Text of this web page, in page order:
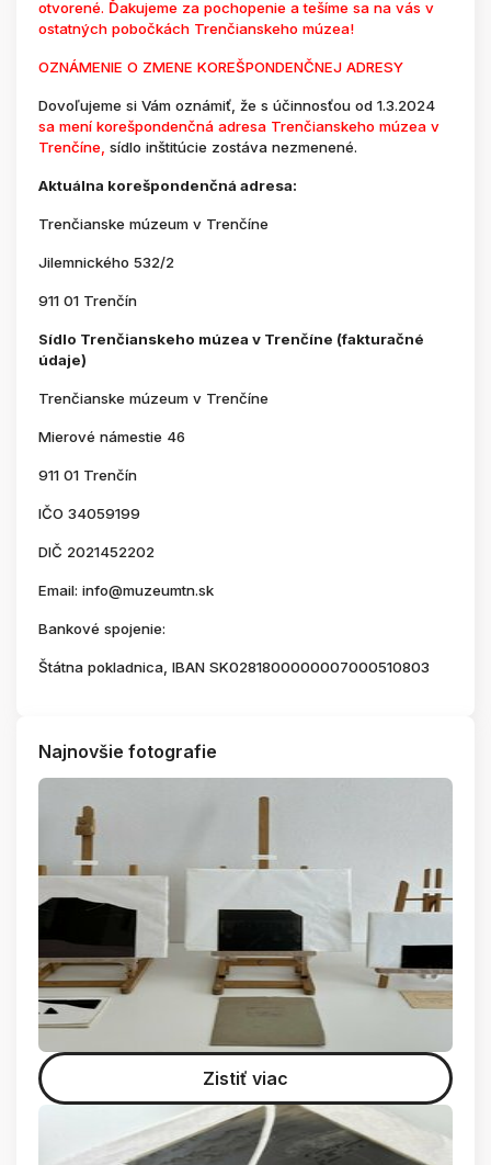
otvorené. Ďakujeme za pochopenie a tešíme sa na vás v
ostatných pobočkách Trenčianskeho múzea!
OZNÁMENIE O ZMENE KOREŠPONDENČNEJ ADRESY
Dovoľujeme si Vám oznámiť, že s účinnosťou od 1.3.2024
sa mení korešpondenčná adresa Trenčianskeho múzea v
Trenčíne, sídlo inštitúcie zostáva nezmenené.
Aktuálna korešpondenčná adresa:
Trenčianske múzeum v Trenčíne
Jilemnického 532/2
911 01 Trenčín
Sídlo Trenčianskeho múzea v Trenčíne (fakturačné
údaje)
Trenčianske múzeum v Trenčíne
Mierové námestie 46
911 01 Trenčín
IČO 34059199
DIČ 2021452202
Email: info@muzeumtn.sk
Bankové spojenie:
Štátna pokladnica, IBAN SK0281800000007000510803
Najnovšie fotografie
Zistiť viac